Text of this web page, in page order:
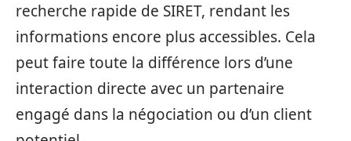
recherche rapide de SIRET, rendant les
informations encore plus accessibles. Cela
peut faire toute la différence lors d’une
interaction directe avec un partenaire
engagé dans la négociation ou d’un client